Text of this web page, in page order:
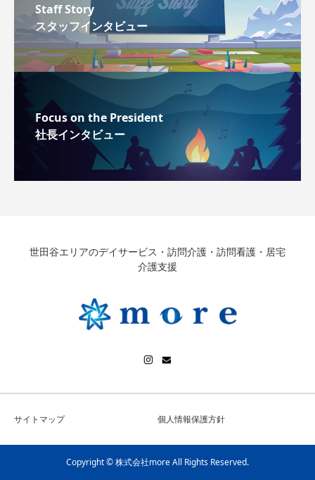
Staff Story
スタッフインタビュー
Focus on the President
社長インタビュー
世田谷エリアのデイサービス・訪問介護・訪問看護・居宅
介護支援
サイトマップ 個人情報保護方針
Copyright © 株式会社more All Rights Reserved.